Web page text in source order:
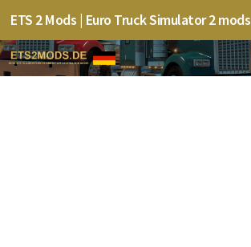
ETS 2 Mods | Euro Truck Simulator 2 mods